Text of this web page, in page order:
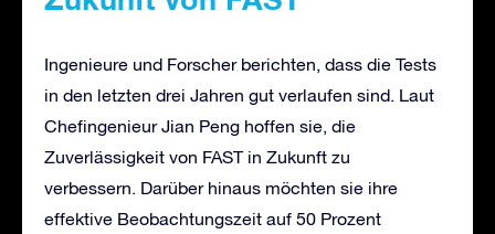
Ingenieure und Forscher berichten, dass die Tests
in den letzten drei Jahren gut verlaufen sind. Laut
Chefingenieur Jian Peng hoffen sie, die
Zuverlässigkeit von FAST in Zukunft zu
verbessern. Darüber hinaus möchten sie ihre
effektive Beobachtungszeit auf 50 Prozent